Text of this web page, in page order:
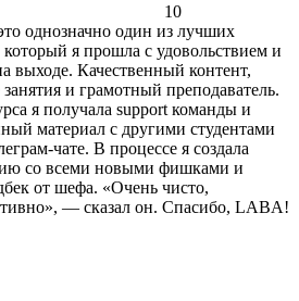
10
однозначно один из лучших
я прошла с удовольствием и
выходе. Качественный контент,
и грамотный преподаватель.
я получала support команды и
материал с другими студентами
чате. В процессе я создала
со всеми новыми фишками и
от шефа. «Очень чисто,
— сказал он. Спасибо, LABA!